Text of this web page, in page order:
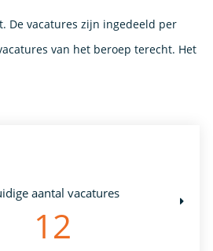
De vacatures zijn ingedeeld per
van het beroep terecht. Het
aantal vacatures
12